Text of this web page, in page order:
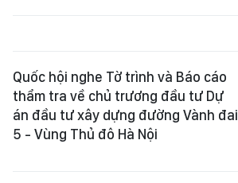
Quốc hội nghe Tờ trình và Báo cáo
thẩm tra về chủ trương đầu tư Dự
án đầu tư xây dựng đường Vành đai
5 - Vùng Thủ đô Hà Nội